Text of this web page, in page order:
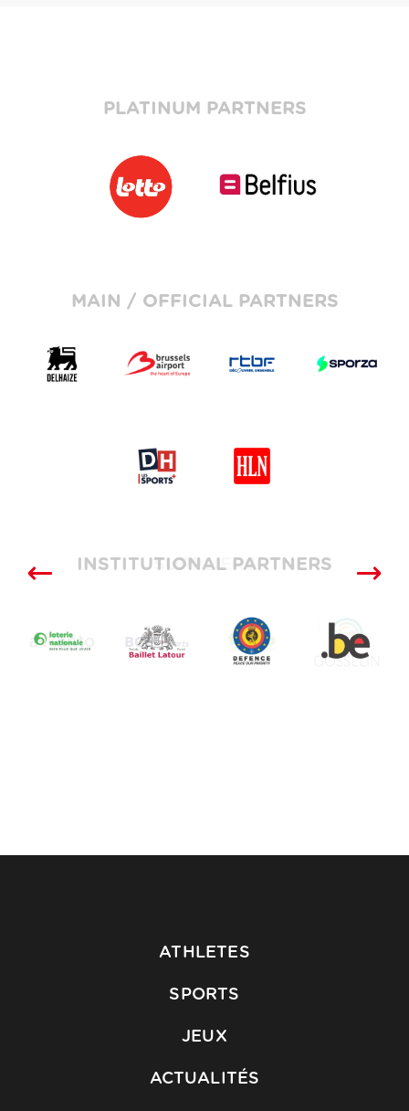
PLATINUM PARTNERS
MAIN / OFFICIAL PARTNERS
SUPPLIERS
INSTITUTIONAL PARTNERS
ATHLETES
SPORTS
JEUX
ACTUALITÉS